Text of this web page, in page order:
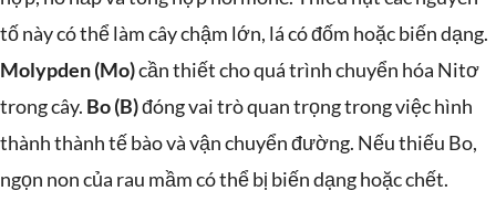
tố này có thể làm cây chậm lớn, lá có đốm hoặc biến dạng.
Molypden (Mo)cần thiết cho quá trình chuyển hóa Nitơ
trong cây. Bo (B)đóng vai trò quan trọng trong việc hình
thành thành tế bào và vận chuyển đường. Nếu thiếu Bo,
ngọn non của rau mầm có thể bị biến dạng hoặc chết.